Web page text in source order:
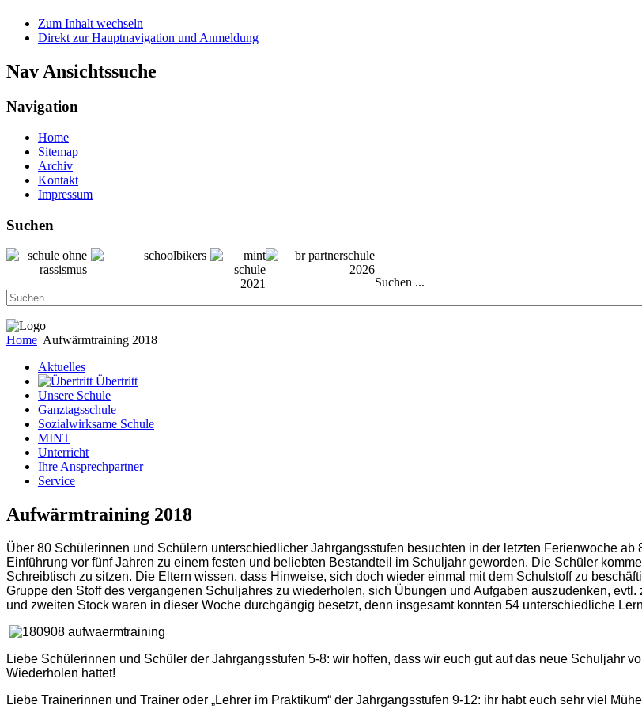
Zum Inhalt wechseln
Direkt zur Hauptnavigation und Anmeldung
Nav Ansichtssuche
Navigation
Home
Sitemap
Archiv
Kontakt
Impressum
Suchen
Suchen ...
Home Aufwärmtraining 2018
Aktuelles
Übertritt
Unsere Schule
Ganztagsschule
Sozialwirksame Schule
MINT
Unterricht
Ihre Ansprechpartner
Service
Aufwärmtraining 2018
Über 80 Schülerinnen und Schülern unterschiedlicher Jahrgangsstufen besuchten in der letzten Ferienwoche
Einführung vor fünf Jahren zu einem festen und beliebten Bestandteil im Schuljahr geworden. Die Schüler
Schreibtisch zu sitzen. Die Eltern wissen, dass Hinweise, sich doch wieder einmal mit dem Schulstoff zu
Gruppe den Stoff des vergangenen Schuljahres zu wiederholen, sich Übungen und Aufgaben auszudenken,
und zweiten Stock waren in dieser Woche durchgängig besetzt, denn insgesamt konnten 54 unterschiedliche
Liebe Schülerinnen und Schüler der Jahrgangsstufen 5-8: wir hoffen, dass wir euch gut auf das neue Schuljahr
Wiederholen hattet!
Liebe Trainerinnen und Trainer oder „Lehrer im Praktikum“ der Jahrgangsstufen 9-12: ihr habt euch sehr viel